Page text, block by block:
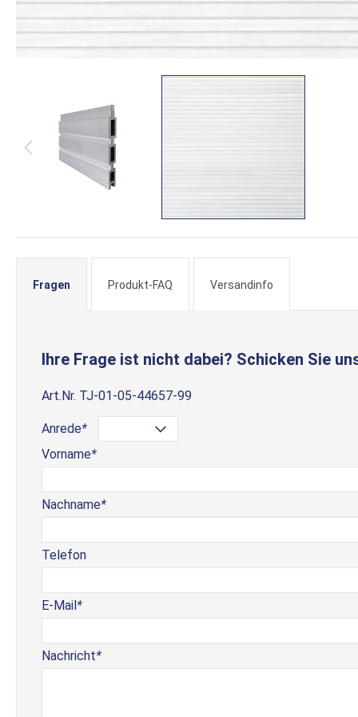
Anfang
Fragen
Ihre Frage ist nicht dabei? Schicken Sie
Art.Nr. TJ-01-05-44657-99
Anrede*
Vorname*
Nachname*
Telefon
E-Mail *
Nachricht*
Produkt-FAQ Versandinfo